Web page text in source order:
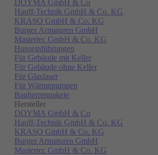
DOYMA GmbH & Co
Hauff-Technik GmbH & Co. KG
KRASO GmbH & Co. KG
Burger Armaturen GmbH
Mastertec GmbH & Co. KG
Hauseinführungen
Für Gebäude mit Keller
Für Gebäude ohne Keller
Für Glasfaser
Für Wärmepumpen
Bauherrenpakete
Hersteller
DOYMA GmbH & Co
Hauff-Technik GmbH & Co. KG
KRASO GmbH & Co. KG
Burger Armaturen GmbH
Mastertec GmbH & Co. KG